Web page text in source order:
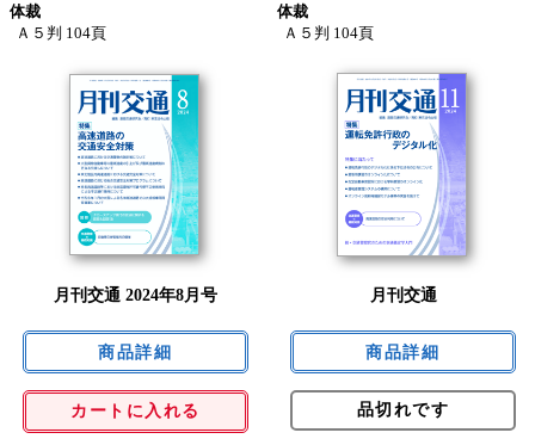
体裁
Ａ５判 104頁
体裁
Ａ５判 104頁
月刊交通 2024年8月号
カートに入れる
月刊交通
品切れです